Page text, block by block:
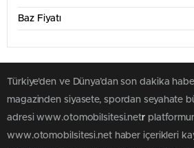
Baz Fiyatı
Türkiye'den ve Dünya’dan son dakika
magazinden siyasete, spordan seyahate
adresi www.otomobilsitesi.netr
www.otomobilsitesi.net haber içerikleri